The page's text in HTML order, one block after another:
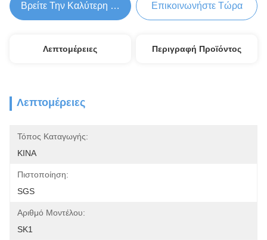
Βρείτε Την Καλύτερη Τιμή Επικοινωνήστε Τώρα
Λεπτομέρειες Περιγραφή Προϊόντος
Λεπτομέρειες
Τόπος Καταγωγής:
ΚΙΝΑ
Πιστοποίηση:
SGS
Αριθμό Μοντέλου:
SK1